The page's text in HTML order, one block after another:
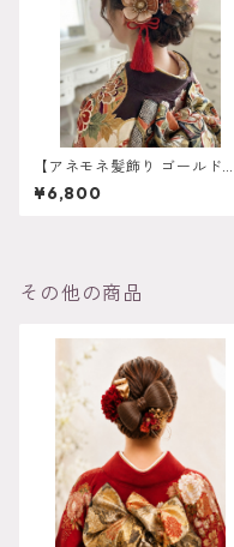
【アネモネ髪飾り ゴールド
オレンジ】残り一点 再販は
不可 成人式 卒業式 振袖 袴
¥6,800
その他の商品